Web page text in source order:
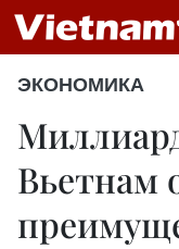
ЭКОНОМИКА
Вьетнам